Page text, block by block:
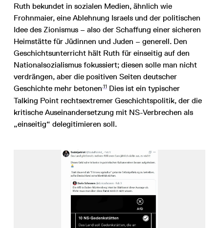
Ruth bekundet in sozialen Medien, ähnlich wie
Frohnmaier, eine Ablehnung Israels und der politischen
Idee des Zionismus – also der Schaffung einer sicheren
Heimstätte für Jüdinnen und Juden – generell. Den
Geschichtsunterricht hält Ruth für einseitig auf den
Nationalsozialismus fokussiert; diesen solle man nicht
verdrängen, aber die positiven Seiten deutscher
Geschichte mehr betonen.11 Dies ist ein typischer
Talking Point rechtsextremer Geschichtspolitik, der die
kritische Auseinandersetzung mit NS-Verbrechen als
„einseitig“ delegitimieren soll.